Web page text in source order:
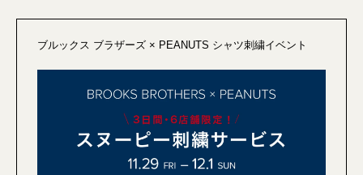
ブルックス ブラザーズ × PEANUTS シャツ刺繍イベント